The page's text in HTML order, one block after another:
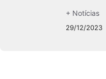
+ Notícias
29/12/2023